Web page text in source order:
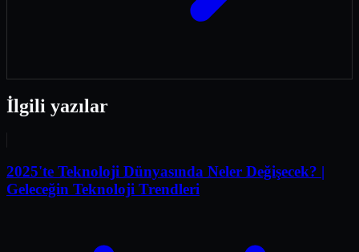
İlgili yazılar
2025'te Teknoloji Dünyasında Neler Değişecek? |
Geleceğin Teknoloji Trendleri